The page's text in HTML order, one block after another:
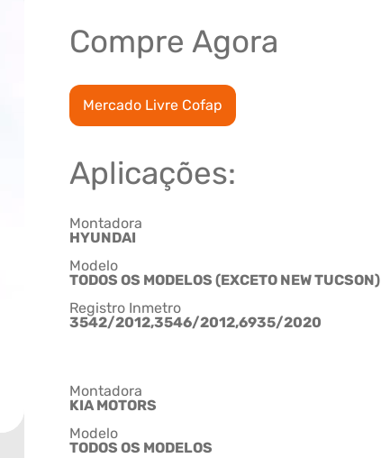
Compre Agora
Mercado Livre Cofap
Aplicações:
Montadora
HYUNDAI
Modelo
TODOS OS MODELOS (EXCETO NEW TUCSON)
Registro Inmetro
3542/2012,3546/2012,6935/2020
Montadora
KIA MOTORS
Modelo
TODOS OS MODELOS